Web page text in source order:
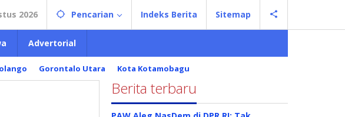
2026 Pencarian Indeks Berita Sitemap
Advertorial
Gorontalo Utara Kota Kotamobagu
Berita terbaru